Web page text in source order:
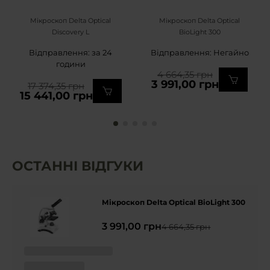
Мікроскоп Delta Optical
Discovery L
Відправлення: за 24
години
15 441,00 грн
17 374,35 грн
Мікроскоп Delta Optical
BioLight 300
Відправлення: Негайно
3 991,00 грн
4 664,35 грн
ОСТАННІ ВІДГУКИ
Мікроскоп Delta Optical BioLight 300
3 991,00 грн4 664,35 грн